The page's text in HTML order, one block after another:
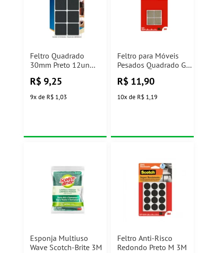
Feltro Quadrado
30mm Preto 12un
R$ 9,25
9x de R$ 1,03
Feltro para Móveis
Pesados Quadrado G
R$ 11,90
10x de R$ 1,19
Esponja Multiuso
Wave Scotch-Brite 3M
Feltro Anti-Risco
Redondo Preto M 3M